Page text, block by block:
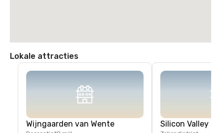
Lokale attracties
Wijngaarden van Wente Silicon Valley